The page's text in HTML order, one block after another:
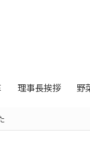
理事長挨拶 野